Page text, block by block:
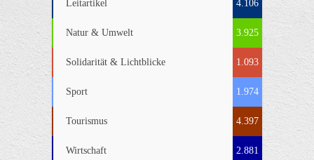
Leitartikel 4.106
Natur & Umwelt 3.925
Solidarität & Lichtblicke 1.093
Sport 1.974
Tourismus 4.397
Wirtschaft 2.881